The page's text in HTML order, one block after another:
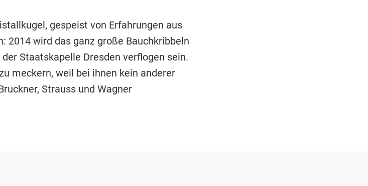
gespeist von Erfahrungen aus
2014 wird das ganz große Bauchkribbeln
der Staatskapelle Dresden verflogen sein.
meckern, weil bei ihnen kein anderer
Strauss und Wagner